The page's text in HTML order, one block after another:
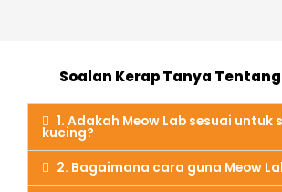
Soalan Kerap Tanya
1. Adakah Meow Lab sesuai untuk
kucing?
2. Bagaimana cara guna Meow